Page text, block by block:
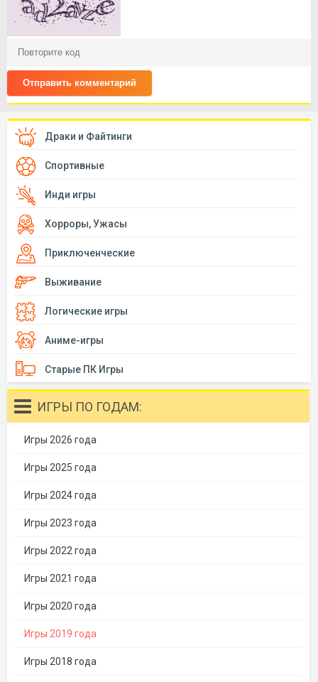
Отправить комментарий
Драки и Файтинги
Спортивные
Инди игры
Хорроры, Ужасы
Приключенческие
Выживание
Логические игры
Аниме-игры
Старые ПК Игры
ИГРЫ ПО ГОДАМ:
Игры 2026 года
Игры 2025 года
Игры 2024 года
Игры 2023 года
Игры 2022 года
Игры 2021 года
Игры 2020 года
Игры 2019 года
Игры 2018 года